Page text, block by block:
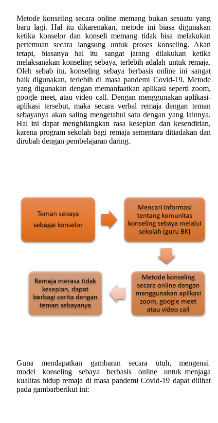
Metode konseling secara online memang bukan sesuatu yang
baru lagi. Hal itu dikarenakan, metode ini biasa digunakan
ketika konselor dan konseli memang tidak bisa melakukan
pertemuan secara langsung untuk proses konseling. Akan
tetapi, biasanya hal itu sangat jarang dilakukan ketika
melaksanakan konseling sebaya, terlebih adalah untuk remaja.
Oleh sebab itu, konseling sebaya berbasis online ini sangat
baik digunakan, terlebih di masa pandemi Covid-19. Metode
yang digunakan dengan memanfaatkan aplikasi seperti zoom,
google meet, atau video call. Dengan menggunakan aplikasi-
aplikasi tersebut, maka secara verbal remaja dengan teman
sebayanya akan saling mengetahui satu dengan yang lainnya.
Hal ini dapat menghilangkan rasa kesepian dan kesendirian,
karena programsekolah bagi remaja sementara ditiadakan dan
dirubah dengan pembelajaran daring.
Guna mendapatkan gambaran secara utuh, mengenai
model konseling sebaya berbasis online untuk menjaga
kualitas hidupremaja di masa pandemi Covid-19 dapat dilihat
pada gambarberikut ini: